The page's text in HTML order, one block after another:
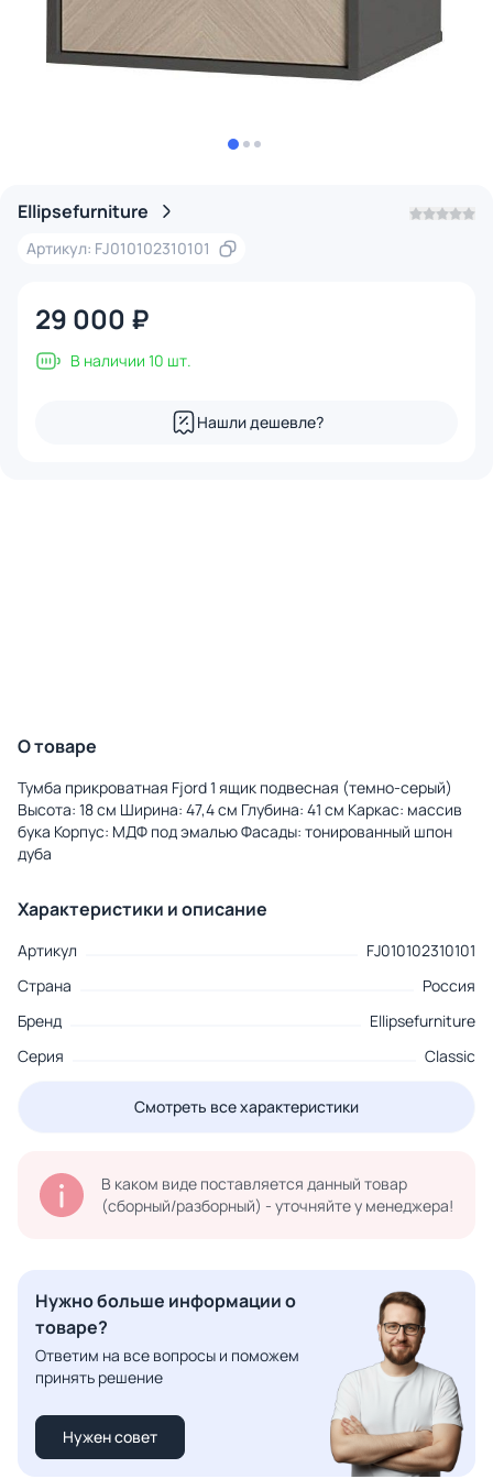
Ellipsefurniture
Артикул: FJ010102310101
29 000 ₽
В наличии 10 шт.
Нашли дешевле?
О товаре
Тумба прикроватная Fjord 1 ящик подвесная (темно-серый)
Высота: 18 см Ширина: 47,4 см Глубина: 41 см Каркас: массив
бука Корпус: МДФ под эмалью Фасады: тонированный шпон
дуба
Характеристики и описание
Артикул
FJ010102310101
Страна
Россия
Бренд
Ellipsefurniture
Серия
Classic
Смотреть все характеристики
В каком виде поставляется данный товар
(сборный/разборный) - уточняйте у менеджера!
Нужно больше информации о
товаре?
Ответим на все вопросы и поможем
принять решение
Нужен совет